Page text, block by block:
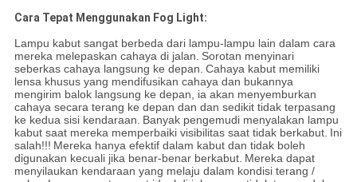
Cara Tepat Menggunakan Fog Light:
Lampu kabut sangat berbeda dari lampu-lampu lain dalam cara
mereka melepaskan cahaya di jalan. Sorotan menyinari
seberkas cahaya langsung ke depan. Cahaya kabut memiliki
lensa khusus yang mendifusikan cahaya dan bukannya
mengirim balok langsung ke depan, ia akan menyemburkan
cahaya secara terang ke depan dan dan sedikit tidak terpasang
ke kedua sisi kendaraan. Banyak pengemudi menyalakan lampu
kabut saat mereka memperbaiki visibilitas saat tidak berkabut. Ini
salah!!! Mereka hanya efektif dalam kabut dan tidak boleh
digunakan kecuali jika benar-benar berkabut. Mereka dapat
menyilaukan kendaraan yang melaju dalam kondisi terang /